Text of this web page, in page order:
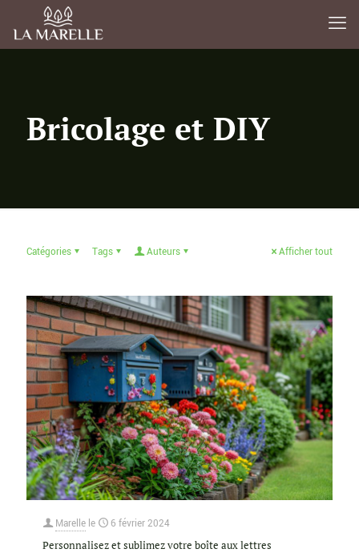
Bricolage et DIY
Catégories Tags Auteurs Afficher tout
Marelle le 6 février 2024
Personnalisez et sublimez votre boîte aux lettres